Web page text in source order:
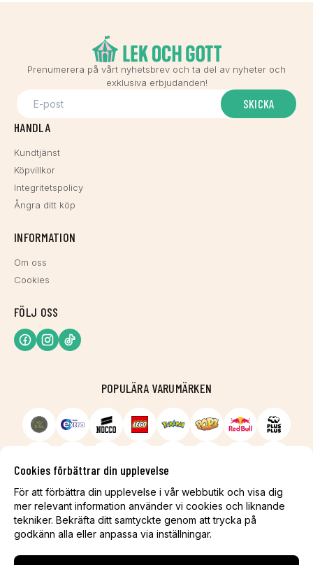
Cookies förbättrar din upplevelse
För att förbättra din upplevelse i vår webbutik och visa dig
mer relevant information använder vi cookies och liknande
tekniker. Bekräfta ditt samtyckte genom att trycka på
godkänn alla eller anpassa via inställningar.
Prenumerera på vårt nyhetsbrev och ta del av nyheter och
exklusiva erbjudanden!
SKICKA
HANDLA
Kundtjänst
Köpvillkor
Integritetspolicy
Ångra ditt köp
INFORMATION
Om oss
Cookies
FÖLJ OSS
POPULÄRA VARUMÄRKEN